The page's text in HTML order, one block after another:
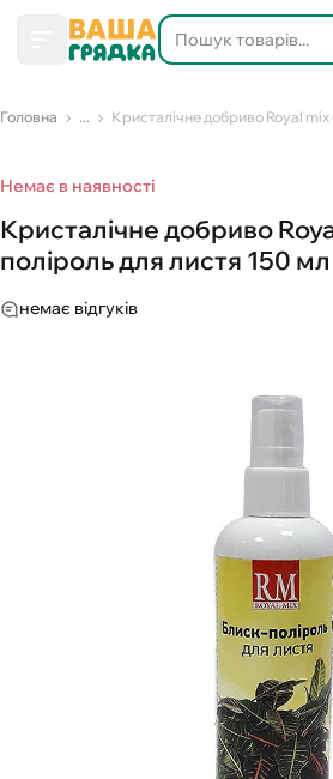
Головна ... Кристалічне добриво Royal mix
Немає в наявності
Кристалічне добриво
поліроль для листя 150 мл
немає відгуків